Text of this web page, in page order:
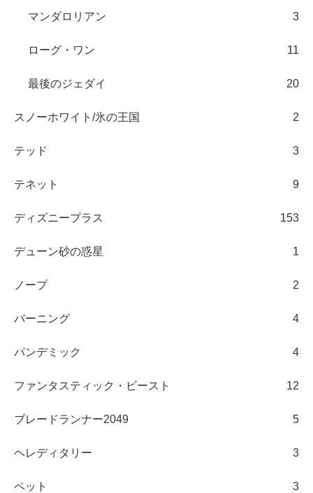
マンダロリアン 3
ローグ・ワン 11
最後のジェダイ 20
スノーホワイト/氷の王国 2
テッド 3
テネット 9
ディズニープラス 153
デューン砂の惑星 1
ノープ 2
バーニング 4
パンデミック 4
ファンタスティック・ビースト 12
ブレードランナー2049 5
ヘレディタリー 3
ペット 3